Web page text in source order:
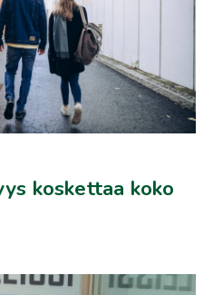
koskettaa koko